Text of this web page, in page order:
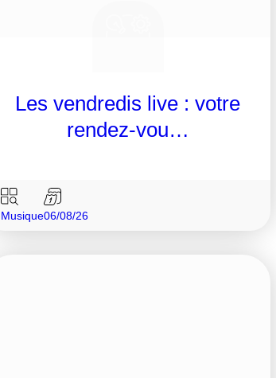
Les vendredis live : votre
rendez-vou…
Musique06/08/26